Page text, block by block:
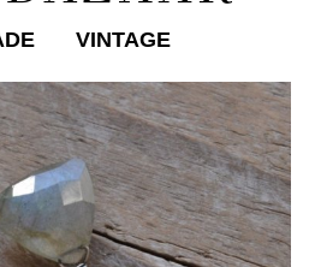
VINTAGE